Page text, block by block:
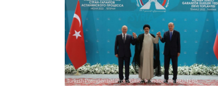
כדי להתמודד עם המשבר הדמוגרפי במהלך
של פוטין, אך נחלה הצלחה מועטה בלבד.
המדינה שקועה במלחמה באוקראינה וספק אם
ביכולתה להפוך את המגמות השליליות ולהתגבר